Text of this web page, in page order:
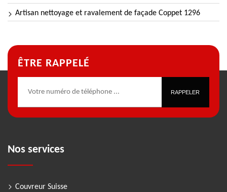
Artisan nettoyage et ravalement de façade Coppet 1296
ÊTRE RAPPELÉ
Nos services
Couvreur Suisse